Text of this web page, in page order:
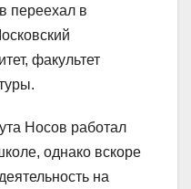
переехал в
факультет
Носов работал
однако вскоре
на